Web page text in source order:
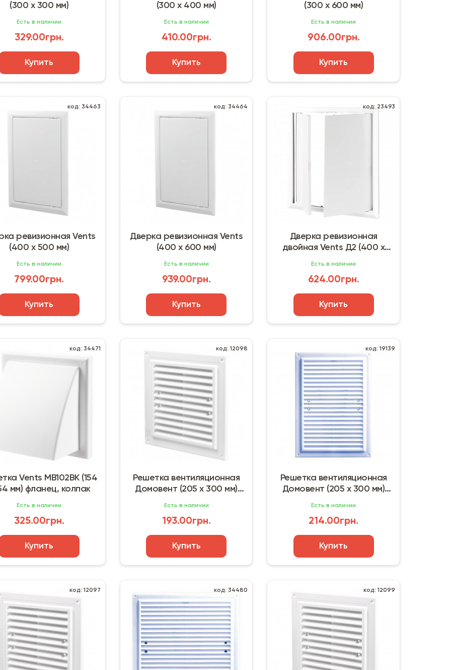
(300 х 300 мм)
Есть в наличии
329.00грн.
Купить
(300 х 400 мм)
Есть в наличии
410.00грн.
Купить
(300 х 600 мм)
Есть в наличии
906.00грн.
Купить
код: 34463
ревизионная Vents
(400 х 500 мм)
Есть в наличии
799.00грн.
Купить
код: 34464
Дверка ревизионная Vents
(400 х 600 мм)
Есть в наличии
939.00грн.
Купить
код: 23493
Дверка ревизионная
двойная Vents Д2 (400 х
Есть в наличии
624.00грн.
Купить
код: 34471
Vents МВ102ВК (154
мм) фланец, колпак
Есть в наличии
325.00грн.
Купить
код: 12098
Решетка вентиляционная
Домовент (205 х 300 мм)
Есть в наличии
193.00грн.
Купить
код: 19139
Решетка вентиляционная
Домовент (205 х 300 мм)
Есть в наличии
214.00грн.
Купить
код: 12097 код: 34480 код: 12099